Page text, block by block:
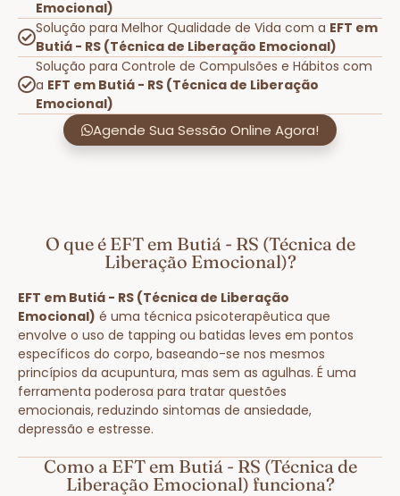
Emocional)
Solução para Melhor Qualidade de Vida com a EFT em
Butiá - RS (Técnica de Liberação Emocional)
Solução para Controle de Compulsões e Hábitos com
a EFT em Butiá - RS (Técnica de Liberação
Emocional)
Agende Sua Sessão Online Agora!
O que é EFT em Butiá - RS (Técnica de
Liberação Emocional)?
EFT em Butiá - RS (Técnica de Liberação
Emocional) é uma técnica psicoterapêutica que
envolve o uso de tapping ou batidas leves em pontos
específicos do corpo, baseando-se nos mesmos
princípios da acupuntura, mas sem as agulhas. É uma
ferramenta poderosa para tratar questões
emocionais, reduzindo sintomas de ansiedade,
depressão e estresse.
Como a EFT em Butiá - RS (Técnica de
Liberação Emocional) funciona?